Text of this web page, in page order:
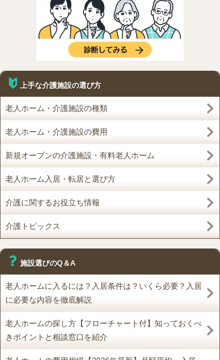
上手な介護施設の選び方
老人ホーム・介護施設の種類
老人ホーム・介護施設の費用
新規オープンの介護施設・有料老人ホーム
老人ホーム入居・転居と選び方
介護に関するお役立ち情報
介護トピックス
施設選びのQ＆A
老人ホームに入るには？入居条件は？いくら必要？入居
に必要な内容を徹底解説
老人ホームの探し方【フローチャート付】知っておくべ
きポイントと相談窓口を紹介